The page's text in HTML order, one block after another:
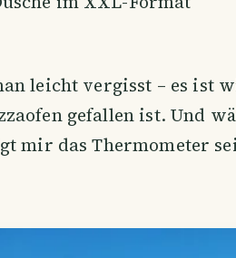
leicht vergisst – es ist
gefallen ist. Und
mir das Thermometer